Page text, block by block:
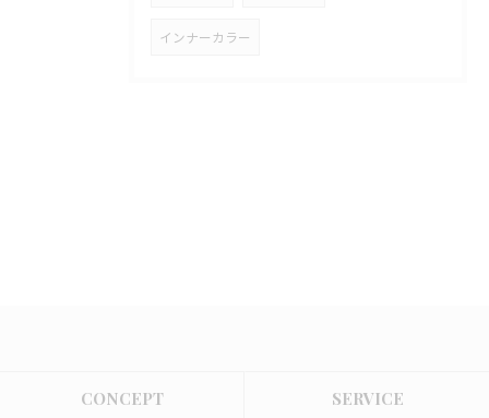
インナーカラー
CONCEPT SERVICE